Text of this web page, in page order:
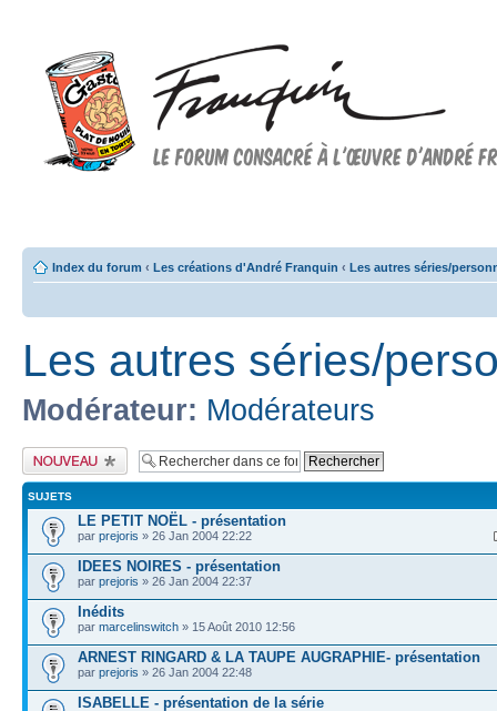
Index du forum ‹ Les créations d'André Franquin ‹ Les autres séries/
Les autres séries/
Modérateur: Modérateurs
Publier un nouveau
sujet
SUJETS
LE PETIT NOËL - présentation
par prejoris » 26 Jan 2004 22:22
IDEES NOIRES - présentation
par prejoris » 26 Jan 2004 22:37
Inédits
par marcelinswitch » 15 Août 2010 12:56
ARNEST RINGARD & LA TAUPE AUGRAPHIE- présentation
par prejoris » 26 Jan 2004 22:48
ISABELLE - présentation de la série